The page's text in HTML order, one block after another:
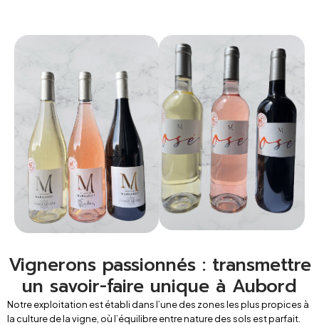
Vignerons passionnés : transmettre
un savoir-faire unique à Aubord
Notreexploitation est établi dans l’une des zones les plus propices à
la culture de la vigne, où l’équilibre entrenature des sols est parfait.